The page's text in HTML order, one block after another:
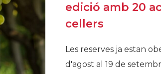
edició amb 20
cellers
Les reserves ja estan
d'agost al 19 de